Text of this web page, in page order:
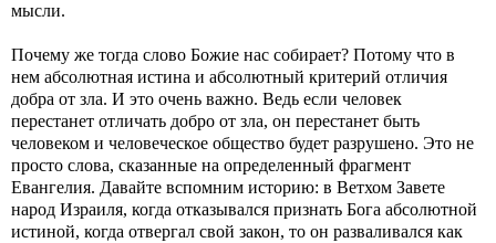
мысли.
Почему же тогда слово Божие нас собирает? Потому что в
нем абсолютная истина и абсолютный критерий отличия
добра от зла. И это очень важно. Ведь если человек
перестанет отличать добро от зла, он перестанет быть
человеком и человеческое общество будет разрушено. Это не
просто слова, сказанные на определенный фрагмент
Евангелия. Давайте вспомним историю: в Ветхом Завете
народ Израиля, когда отказывался признать Бога абсолютной
истиной, когда отвергал свой закон, то он разваливался как